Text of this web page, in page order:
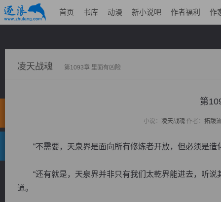
首页 书库 动漫 新小说吧 作者福利 作
凌天战魂 第1093章 里面有凶险
第
小说： 凌天战魂作者： 拓跋
“不需要，天泉界是面向所有修炼者开放，但必须是造
“还有就是，天泉界并非只有我们太乾界能进去，听说
道。